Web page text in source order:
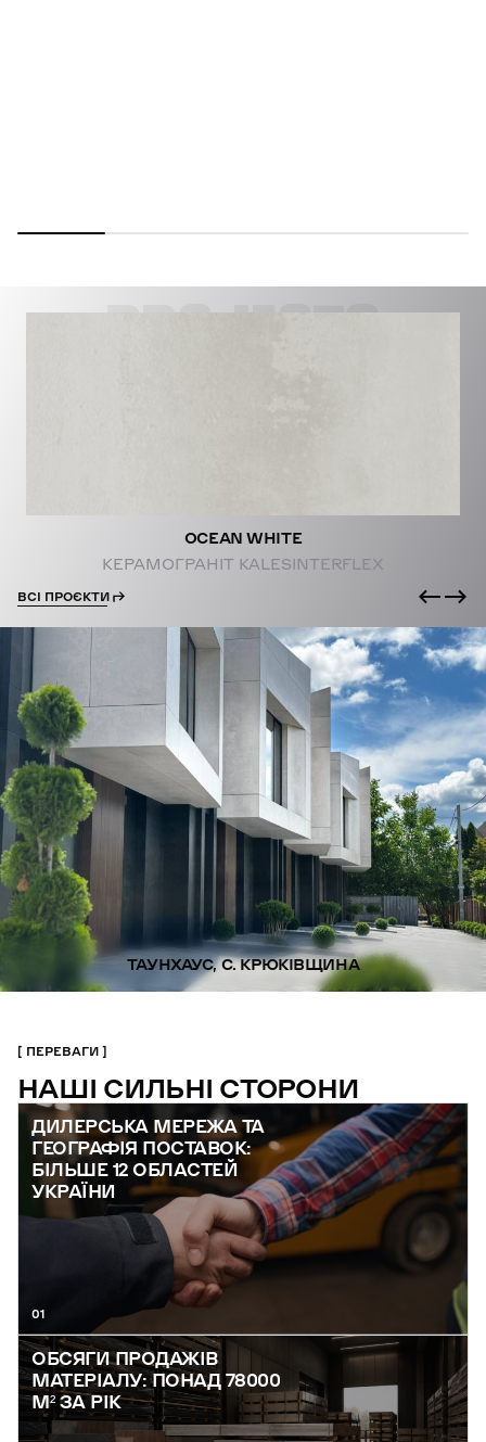
PROJECTS
OCEAN WHITE
КЕРАМОГРАНІТ KALESINTERFLEX
ВСІ ПРОЄКТИ
ТАУНХАУС, С. КРЮКІВЩИНА
ПЕРЕВАГИ
НАШІ СИЛЬНІ СТОРОНИ
ДИЛЕРСЬКА МЕРЕЖА ТА
ГЕОГРАФІЯ ПОСТАВОК:
БІЛЬШЕ 12 ОБЛАСТЕЙ
УКРАЇНИ
01
ОБСЯГИ ПРОДАЖІВ
МАТЕРІАЛУ: ПОНАД 78000
М² ЗА РІК